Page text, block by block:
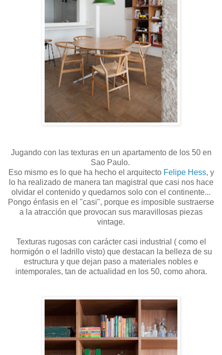
Jugando con las texturas en un apartamento de los 50 en
Sao Paulo.
Eso mismo es lo que ha hecho el arquitecto Felipe Hess, y
lo ha realizado de manera tan magistral que casi nos hace
olvidar el contenido y quedarnos solo con el continente...
Pongo énfasis en el "casi", porque es imposible sustraerse
a la atracción que provocan sus maravillosas piezas
vintage.
Texturas rugosas con carácter casi industrial ( como el
hormigón o el ladrillo visto) que destacan la belleza de su
estructura y que dejan paso a materiales nobles e
intemporales, tan de actualidad en los 50, como ahora.